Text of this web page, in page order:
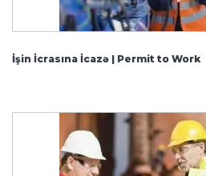
İşin İcrasına İcazə | Permit to Work